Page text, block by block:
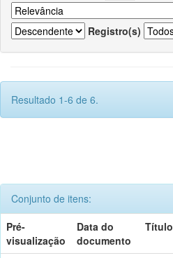
Registro(s)
Resultado 1-6 de 6.
Conjunto de itens:
Pré-
visualização
Data do
documento
Título